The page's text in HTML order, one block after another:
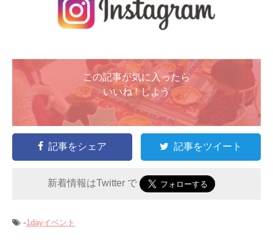
この記事が気に入ったら
いいね ! しよう
記事をシェア 記事をツイート
新着情報はTwitter で
-1dayイベント